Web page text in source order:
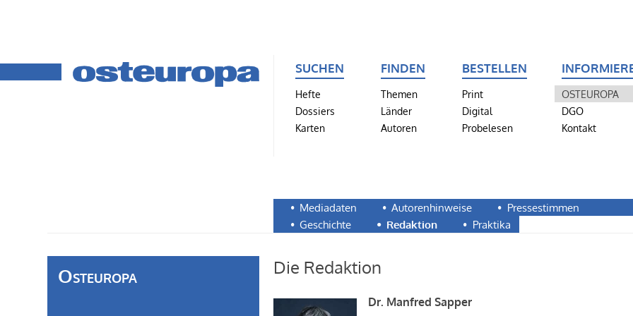
SUCHEN
Hefte
Dossiers
Karten
FINDEN
Themen
Länder
Autoren
BESTELLEN
Print
Digital
Probelesen
OSTEUROPA
DGO
Kontakt
Mediadaten Autorenhinweise
Pressestimmen
Geschichte
Redaktion Praktika
Osteuropa Die Redaktion
Dr. Manfred Sapper